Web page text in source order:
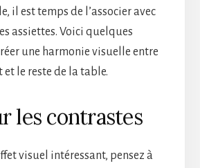
il est temps de l’associer avec
assiettes. Voici quelques
une harmonie visuelle entre
le reste de la table.
les contrastes
visuel intéressant, pensez à